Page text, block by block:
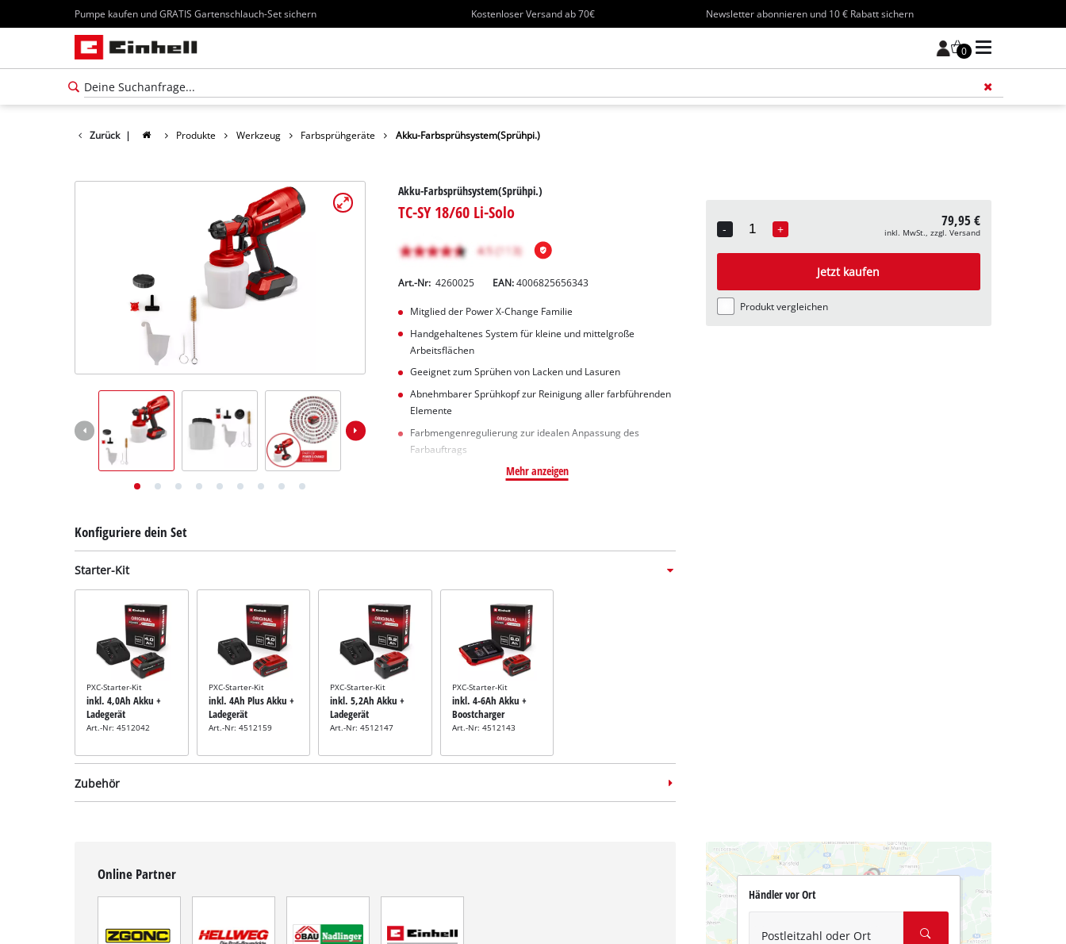
Pumpe kaufen und GRATIS Gartenschlauch-Set sichern Kostenloser Versand ab 70€ Newsletter abonnieren und 10 € Rabatt sichern
0
Zurück | Produkte Werkzeug Farbsprühgeräte Akku-Farbsprühsystem(Sprühpi.)
Akku-Farbsprühsystem(Sprühpi.)
TC-SY 18/60 Li-Solo
Art.-Nr: 4260025 EAN:4006825656343
Mitglied der Power X-Change Familie
Handgehaltenes System für kleine und mittelgroße
Arbeitsflächen
Geeignet zum Sprühen von Lacken und Lasuren
Abnehmbarer Sprühkopf zur Reinigung aller farbführenden
Elemente
Farbmengenregulierung zur idealen Anpassung des
Farbauftrags
Mehr anzeigen
Konfiguriere dein Set
Starter-Kit
PXC-Starter-Kit
inkl. 4,0Ah Akku +
Ladegerät
Art.-Nr: 4512042
PXC-Starter-Kit
inkl. 4Ah Plus Akku +
Ladegerät
Art.-Nr: 4512159
PXC-Starter-Kit
inkl. 5,2Ah Akku +
Ladegerät
Art.-Nr: 4512147
PXC-Starter-Kit
inkl. 4-6Ah Akku +
Boostcharger
Art.-Nr: 4512143
Zubehör
Art.-Nr: 4260002 Art.-Nr: 4260042
-
Quantity
+ 79,95 €
inkl. MwSt., zzgl. Versand
Jetzt kaufen
Produkt vergleichen
Online Partner
Händler vor Ort
Postleitzahl oder Ort